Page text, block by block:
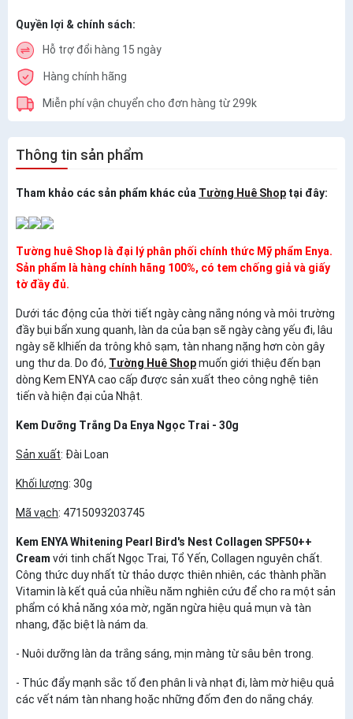
Quyền lợi & chính sách:
Hỗ trợ đổi hàng 15 ngày
Hàng chính hãng
Miễn phí vận chuyển cho đơn hàng từ 299k
Thông tin sản phẩm
Tham khảo các sản phẩm khác của Tường Huê Shop tại đây:
Tường huê Shop là đại lý phân phối chính thức Mỹ phẩm Enya.
Sản phẩm là hàng chính hãng 100%, có tem chống giả và giấy
tờ đầy đủ.
Dưới tác động của thời tiết ngày càng nắng nóng và môi trường
đầy bụi bẩn xung quanh, làn da của bạn sẽ ngày càng yếu đi, lâu
ngày sẽ klhiến da trông khô sạm, tàn nhang nặng hơn còn gây
ung thư da. Do đó, Tường Huê Shopmuốn giới thiệu đến bạn
dòng Kem ENYAcao cấp được sản xuất theo công nghệ tiên
tiến và hiện đại của Nhật.
Kem Dưỡng Trắng Da Enya Ngọc Trai - 30g
Sản xuất: Đài Loan
Khối lượng: 30g
Mã vạch: 4715093203745
Kem ENYA Whitening Pearl Bird's Nest Collagen SPF50++
Cream với tinh chất Ngọc Trai, Tổ Yến, Collagen nguyên chất.
Công thức duy nhất từ thảo dược thiên nhiên, các thành phần
Vitamin là kết quả của nhiều năm nghiên cứu để cho ra một sản
phẩm có khả năng xóa mờ, ngăn ngừa hiệu quả mụn và tàn
nhang, đặc biệt là nám da.
- Nuôi dưỡng làn da trắng sáng, mịn màng từ sâu bên trong.
- Thúc đẩy mạnh sắc tố đen phân li và nhạt đi, làm mờ hiệu quả
các vết nám tàn nhang hoặc những đốm đen do nắng cháy.